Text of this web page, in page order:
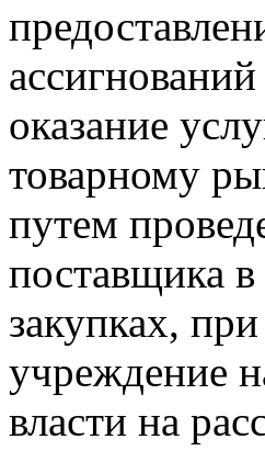
оказание
товарному
путем
поставщика в
закупках,
учреждение
власти на